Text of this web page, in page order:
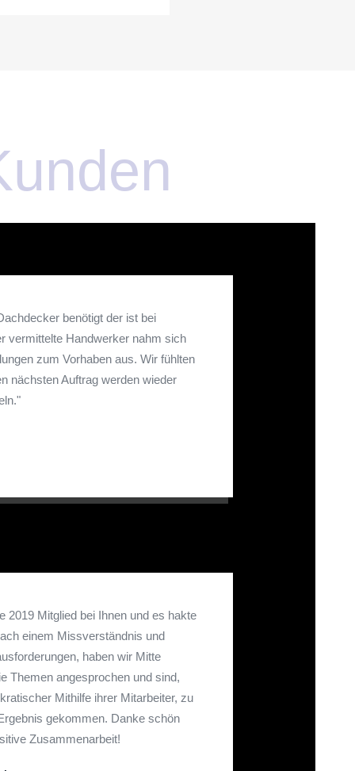
benötigt der ist bei
vermittelte Handwerker nahm sich
zum Vorhaben aus. Wir fühlten
nächsten Auftrag werden wieder
2019 Mitglied bei Ihnen und es hakte
einem Missverständnis und
haben wir Mitte
Themen angesprochen und sind,
Mithilfe ihrer Mitarbeiter, zu
gekommen. Danke schön
Zusammenarbeit!